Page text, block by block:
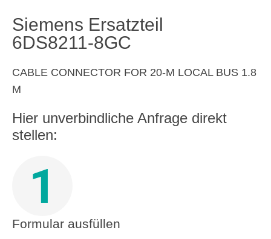
Siemens Ersatzteil
6DS8211-8GC
CABLE CONNECTOR FOR 20-M LOCAL BUS 1.8
M
Hier unverbindliche Anfrage direkt
stellen:
1
Formular ausfüllen